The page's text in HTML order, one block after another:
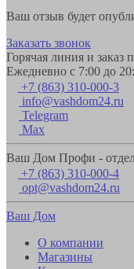
Ваш отзыв будет
Заказать звонок
Горячая линия и заказ
Ежедневно с 7:00 до
+7 (863) 310-000-3
info@vashdom24.ru
Telegram
Max
Ваш Дом Профи -
+7 (863) 310-000-4
opt@vashdom24.ru
Ваш Дом
О компании
Магазины